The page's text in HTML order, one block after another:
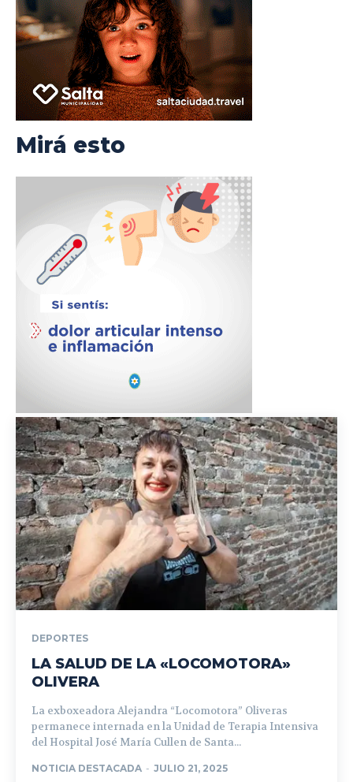
Mirá esto
DEPORTES
LA SALUD DE LA «LOCOMOTORA»
OLIVERA
La exboxeadora Alejandra “Locomotora” Oliveras
permanece internada en la Unidad de Terapia Intensiva
del Hospital José María Cullen de Santa...
NOTICIA DESTACADA - JULIO 21, 2025